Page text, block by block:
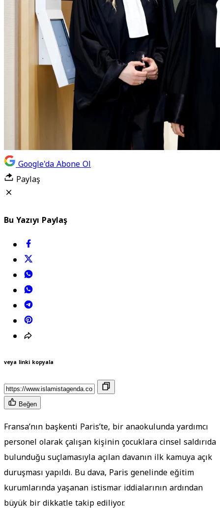
Google'da Abone Ol
Paylaş
Bu Yazıyı Paylaş
veya linki kopyala
Beğen
Fransa’nın başkenti Paris’te, bir anaokulunda yardımcı
personel olarak çalışan kişinin çocuklara cinsel saldırıda
bulunduğu suçlamasıyla açılan davanın ilk kamuya açık
duruşması yapıldı. Bu dava, Paris genelinde eğitim
kurumlarında yaşanan istismar iddialarının ardından
büyük bir dikkatle takip ediliyor.